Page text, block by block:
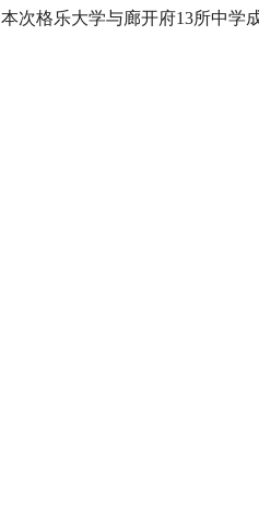
本次格乐大学与廊开府13所中学